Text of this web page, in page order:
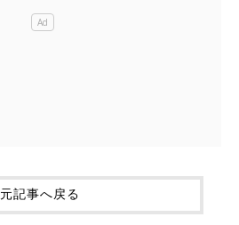
元記事へ戻る